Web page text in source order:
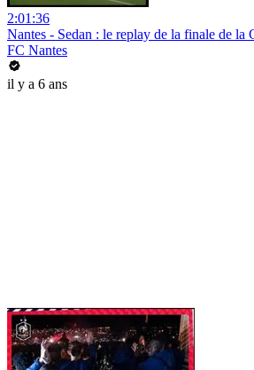
2:01:36
Nantes - Sedan : le replay de la finale de la
FC Nantes
il y a 6 ans